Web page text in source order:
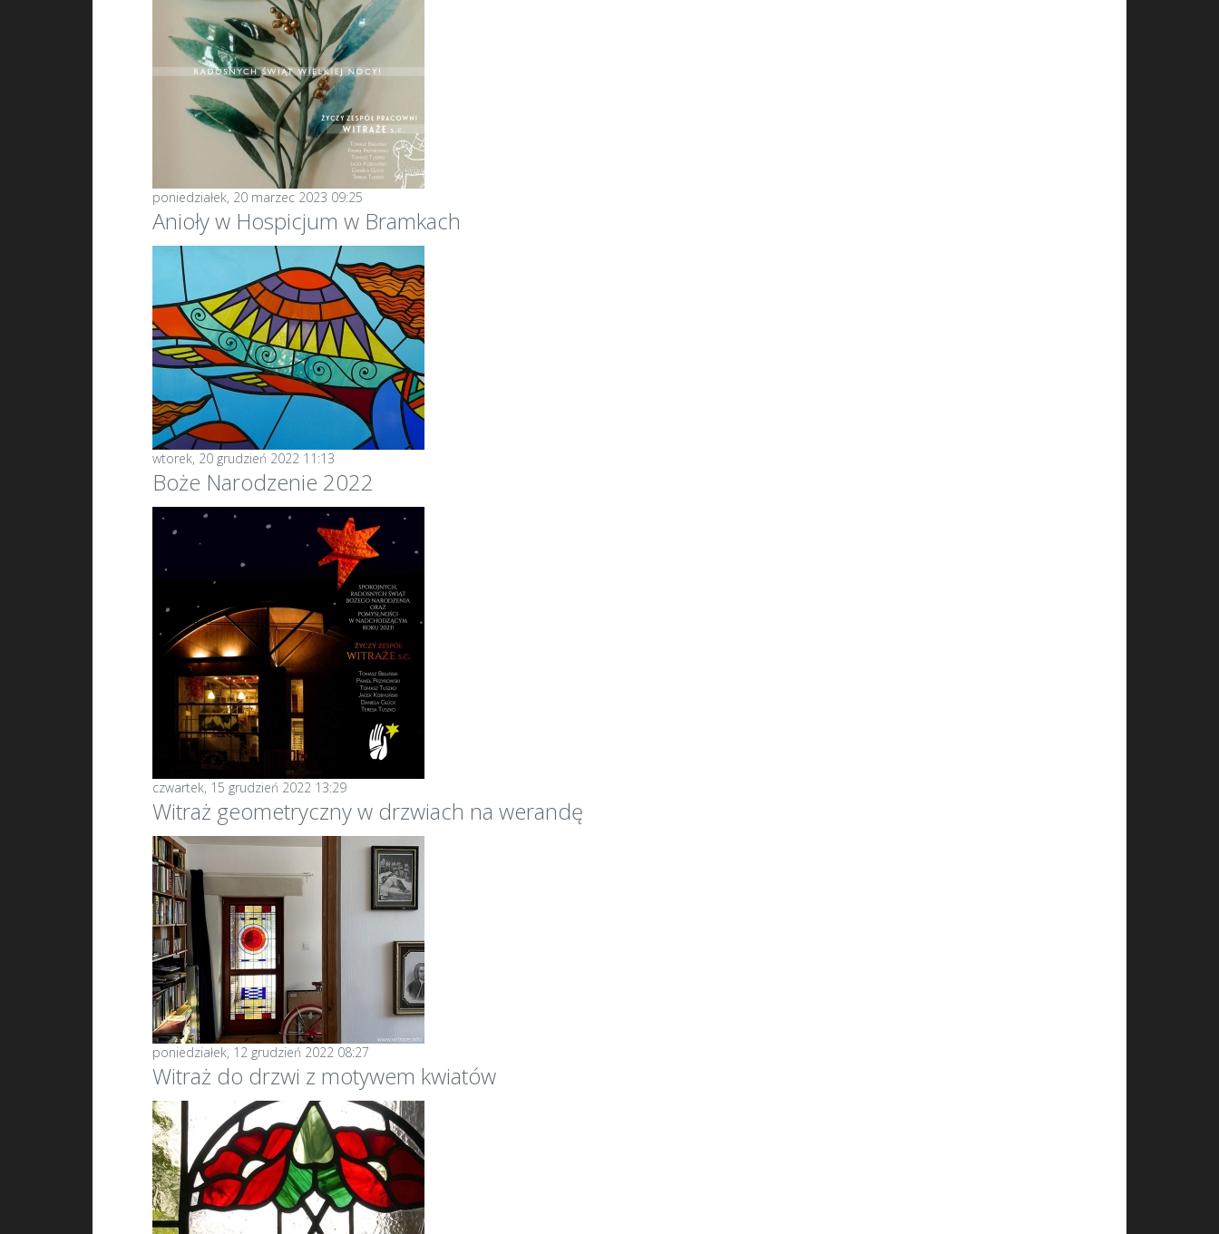
poniedziałek, 20 marzec 2023 09:25
Anioły w Hospicjum w Bramkach
wtorek, 20 grudzień 2022 11:13
Boże Narodzenie 2022
czwartek, 15 grudzień 2022 13:29
Witraż geometryczny w drzwiach na werandę
poniedziałek, 12 grudzień 2022 08:27
Witraż do drzwi z motywem kwiatów